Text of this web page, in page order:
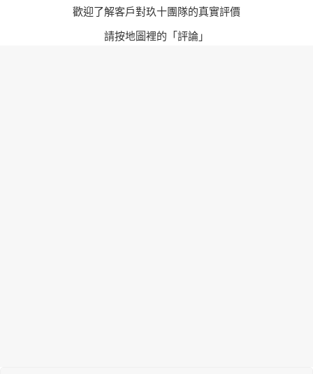
歡迎了解客戶對玖十團隊的真實評價
請按地圖裡的「評論」